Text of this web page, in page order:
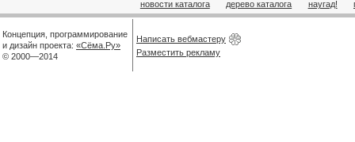
новости каталога дерево каталога наугад!
Концепция, программирование
и дизайн проекта: «Сёма.Ру»
© 2000—2014
Написать вебмастеру
Разместить рекламу